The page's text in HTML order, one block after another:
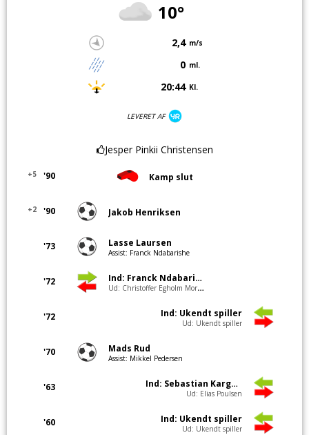
10°
2,4 m/s
0 ml.
20:44 Kl.
LEVERET AF
Jesper Pinkii Christensen
'90
+5 Kamp slut
'90
+2 Jakob Henriksen
'73 Lasse Laursen
Assist: Franck Ndabarishe
'72 Ind: Franck Ndabarishe
Ud: Christoffer Egholm Mortensen
'72 Ind: Ukendt spiller
Ud: Ukendt spiller
'70 Mads Rud
Assist: Mikkel Pedersen
'63 Ind: Sebastian Kargo Larsen
Ud: Elias Poulsen
'60 Ind: Ukendt spiller
Ud: Ukendt spiller